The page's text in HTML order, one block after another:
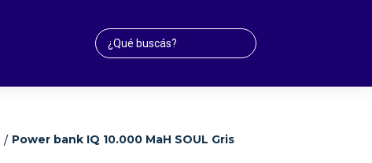
/ Power bank IQ 10.000 MaH SOUL Gris